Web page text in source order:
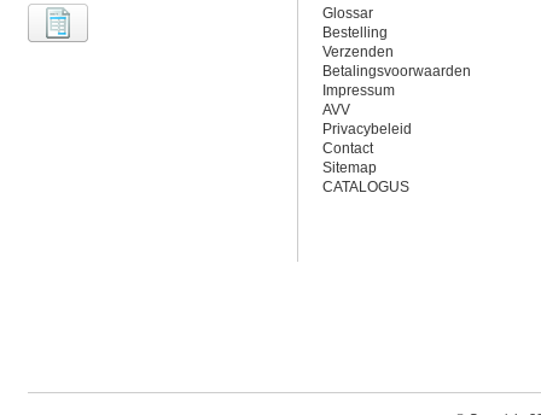
Glossar
Bestelling
Verzenden
Betalingsvoorwaarden
Impressum
AVV
Privacybeleid
Contact
Sitemap
CATALOGUS